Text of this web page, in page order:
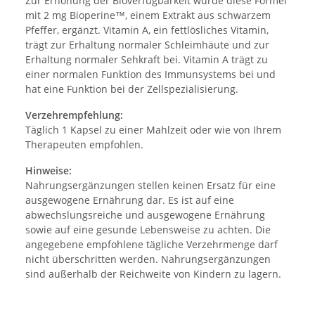
mit 2 mg Bioperine™, einem Extrakt aus schwarzem
Pfeffer, ergänzt. Vitamin A, ein fettlösliches Vitamin,
trägt zur Erhaltung normaler Schleimhäute und zur
Erhaltung normaler Sehkraft bei. Vitamin A trägt zu
einer normalen Funktion des Immunsystems bei und
hat eine Funktion bei der Zellspezialisierung.
Verzehrempfehlung:
Täglich 1 Kapsel zu einer Mahlzeit oder wie von Ihrem
Therapeuten empfohlen.
Hinweise:
Nahrungsergänzungen stellen keinen Ersatz für eine
ausgewogene Ernährung dar. Es ist auf eine
abwechslungsreiche und ausgewogene Ernährung
sowie auf eine gesunde Lebensweise zu achten. Die
angegebene empfohlene tägliche Verzehrmenge darf
nicht überschritten werden. Nahrungsergänzungen
sind außerhalb der Reichweite von Kindern zu lagern.